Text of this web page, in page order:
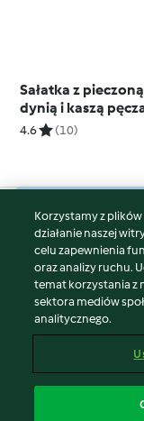
Sałatka z pieczoną
dynią i kaszą
(TM5)
4.6 (10)
© Copyright 2026
Warunki korzystania
Polityka prywatności
Disclaimer
Znak wydawcy
Zgłoś treść
Korzystamy z
działanie naszej
celu zapewnienia
oraz analizy ruchu.
temat korzystania z
sektora mediów
analitycznego.